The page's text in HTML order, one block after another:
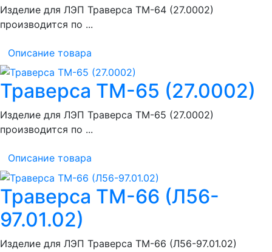
Изделие для ЛЭП Траверса ТМ-64 (27.0002)
производится по ...
Описание товара
Траверса ТМ-65 (27.0002)
Изделие для ЛЭП Траверса ТМ-65 (27.0002)
производится по ...
Описание товара
Траверса ТМ-66 (Л56-
97.01.02)
Изделие для ЛЭП Траверса ТМ-66 (Л56-97.01.02)